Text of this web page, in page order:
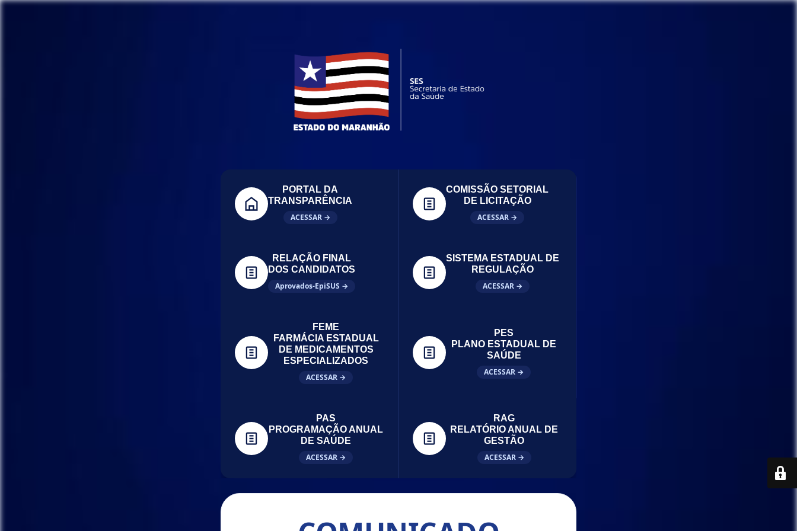
PORTAL DA
TRANSPARÊNCIA
ACESSAR →
COMISSÃO SETORIAL
DE LICITAÇÃO
ACESSAR →
RELAÇÃO FINAL
DOS CANDIDATOS
Aprovados-EpiSUS →
SISTEMA ESTADUAL DE
REGULAÇÃO
ACESSAR →
FEME
FARMÁCIA ESTADUAL
DE MEDICAMENTOS
ESPECIALIZADOS
ACESSAR →
PES
PLANO ESTADUAL DE
SAÚDE
ACESSAR →
PAS
PROGRAMAÇÃO ANUAL
DE SAÚDE
ACESSAR →
RAG
RELATÓRIO ANUAL DE
GESTÃO
ACESSAR →